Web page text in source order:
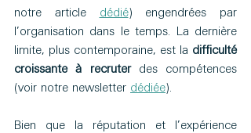
notre article dédié) engendrées par
l’organisation dans le temps. La dernière
limite, plus contemporaine, est la difficulté
croissante à recruter des compétences
(voir notre newsletter dédiée).
Bien que la réputation et l’expérience